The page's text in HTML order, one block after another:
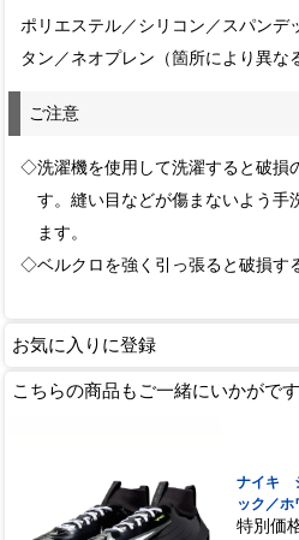
ポリエステル／シリコン／スパンデ
タン／ネオプレン（箇所により異な
ご注意
◇洗濯機を使用して洗濯すると破損
す。縫い目などが傷まないよう手
ます。
◇ベルクロを強く引っ張ると破損す
お気に入りに登録
こちらの商品もご一緒にいかがで
ナイキ
ック／
特別価